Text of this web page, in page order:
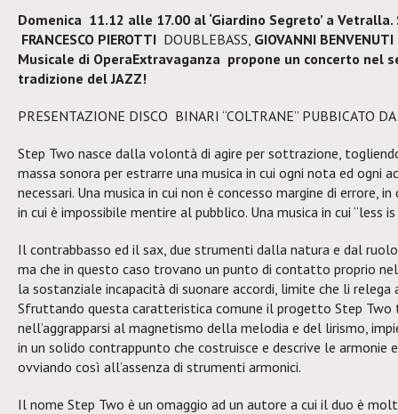
Domenica 11.12 alle 17.00 al ‘Giardino Segreto’ a Vetralla.
FRANCESCO PIEROTTI DOUBLEBASS, GIOVANNI
Musicale di OperaExtravaganza propone un concerto nel
tradizione del JAZZ!
PRESENTAZIONE DISCO BINARI “COLTRANE” PUBBICATO
Step Two nasce dalla volontà di agire per sottrazione,
massa sonora per estrarre una musica in cui ogni nota ed ogni
necessari. Una musica in cui non è concesso margine di errore,
in cui è impossibile mentire al pubblico. Una musica in cui “less is
Il contrabbasso ed il sax, due strumenti dalla natura e dal
ma che in questo caso trovano un punto di contatto proprio
la sostanziale incapacità di suonare accordi, limite che li
Sfruttando questa caratteristica comune il progetto Step
nell’aggrapparsi al magnetismo della melodia e del lirismo,
in un solido contrappunto che costruisce e descrive le armonie
ovviando così all’assenza di strumenti armonici.
Il nome Step Two è un omaggio ad un autore a cui il duo è